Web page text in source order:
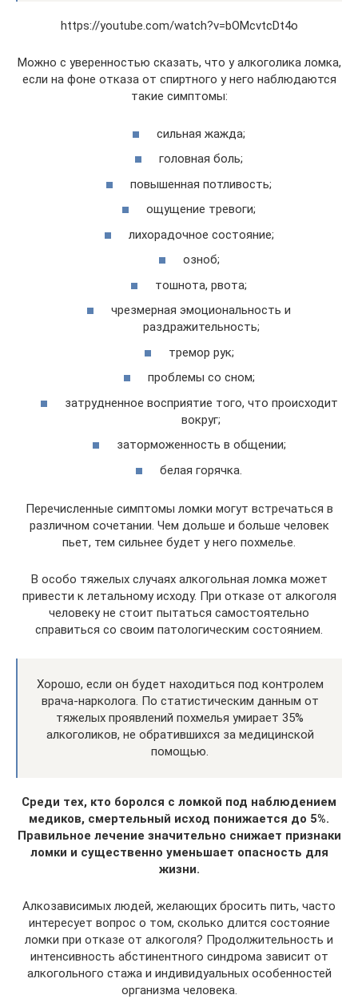
https://youtube.com/watch?v=bOMcvtcDt4o
Можно с уверенностью сказать, что у алкоголика ломка,
если на фоне отказа от спиртного у него наблюдаются
такие симптомы:
сильная жажда;
головная боль;
повышенная потливость;
ощущение тревоги;
лихорадочное состояние;
озноб;
тошнота, рвота;
чрезмерная эмоциональность и
раздражительность;
тремор рук;
проблемы со сном;
затрудненное восприятие того, что происходит
вокруг;
заторможенность в общении;
белая горячка.
Перечисленные симптомы ломки могут встречаться в
различном сочетании. Чем дольше и больше человек
пьет, тем сильнее будет у него похмелье.
В особо тяжелых случаях алкогольная ломка может
привести к летальному исходу. При отказе от алкоголя
человеку не стоит пытаться самостоятельно
справиться со своим патологическим состоянием.
Хорошо, если он будет находиться под контролем
врача-нарколога. По статистическим данным от
тяжелых проявлений похмелья умирает 35%
алкоголиков, не обратившихся за медицинской
помощью.
Среди тех, кто боролся с ломкой под наблюдением
медиков, смертельный исход понижается до 5%.
Правильное лечение значительно снижает признаки
ломки и существенно уменьшает опасность для
жизни.
Алкозависимых людей, желающих бросить пить, часто
интересует вопрос о том, сколько длится состояние
ломки при отказе от алкоголя? Продолжительность и
интенсивность абстинентного синдрома зависит от
алкогольного стажа и индивидуальных особенностей
организма человека.